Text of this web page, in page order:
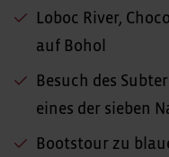
Loboc River,
auf Bohol
Besuch des
eines der sieben
Bootstour zu